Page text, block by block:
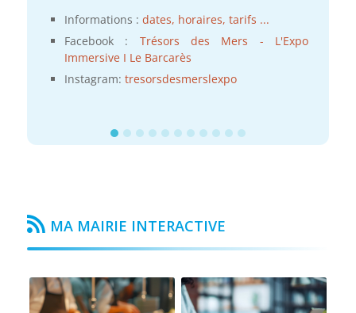
Informations : dates, horaires, tarifs ...
Facebook : Trésors des Mers - L'Expo
Immersive I Le Barcarès
Instagram: tresorsdesmerslexpo
MA MAIRIE INTERACTIVE